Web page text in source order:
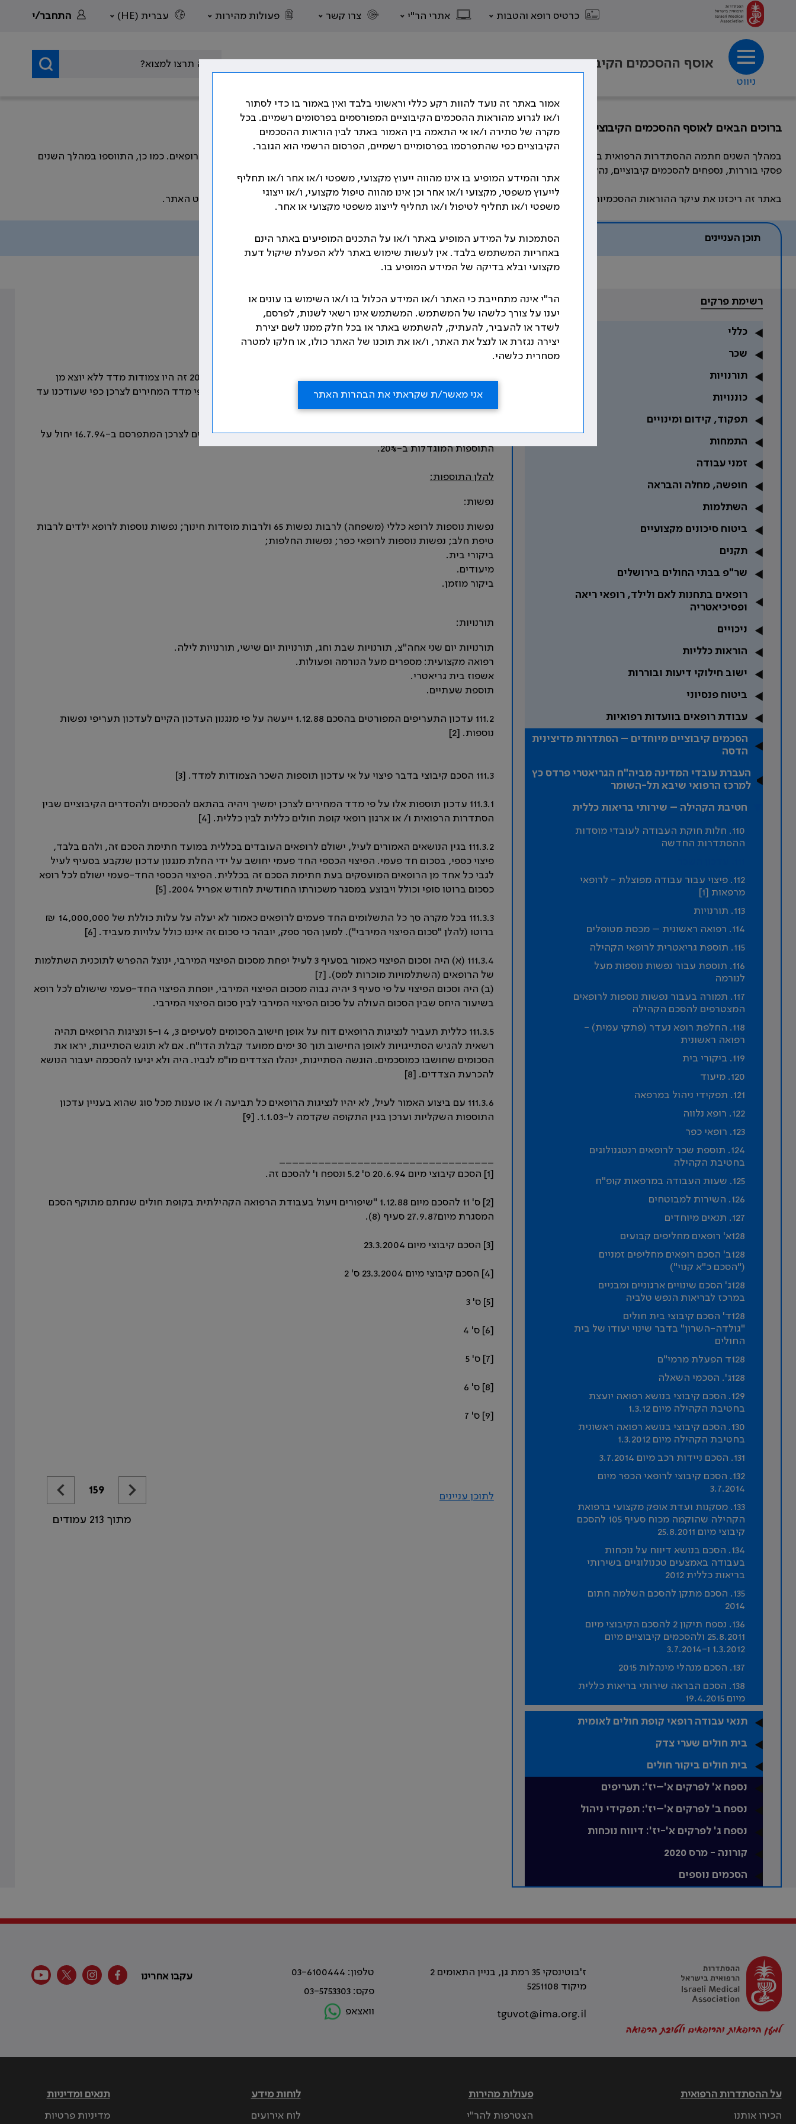
כרטיס רופא והטבות אתרי הר"י צרו קשר פעולות מהירות עברית (HE) התחבר/י
ניווט
אוסף ההסכמים הקיבוציים
ברוכים הבאים לאוסף ההסכמים הקיבוציים
במהלך השנים חתמה ההסתדרות הרפואית בישראל, מול המעסיקים השונים, על הסכמים קיבוציים רבים המסדירים את תנאי העבודה וזכויות הרופאים. כמו כן, התווספו במהלך השנים
פסקי בוררות, נספחים להסכמים קיבוציים, נהלים, חוזרים ומכתבים אשר קובעים את תנאי העבודה וזכויות הרופאים.
באתר זה ריכזנו את עיקר ההוראות ההסכמיות, שהוסדרו ועוגנו בהסכמים הקיבוצים שנחתמו לאורך השנים, בהתאם לנושאים שמפורטים בתפריט האתר.
תוכן העניינים אוסף הסכמים הקיבוציים
רשימת פרקים
כללי
שכר
תורנויות
כוננויות
תפקוד, קידום ומינויים
התמחות
זמני עבודה
חופשה, מחלה והבראה
השתלמות
ביטוח סיכונים מקצועיים
תקנים
שר"פ בבתי החולים בירושלים
רופאים בתחנות לאם ולילד, רופאי ריאה
ופסיכיאטריה
ניכויים
הוראות כלליות
ישוב חילוקי דיעות ובוררות
ביטוח פנסיוני
עבודת רופאים בוועדות רפואיות
הסכמים קיבוציים מיוחדים – הסתדרות מדיצינית
הדסה
העברת עובדי המדינה מביה"ח הגריאטרי פרדס כץ
למרכז הרפואי שיבא תל-השומר
חטיבת הקהילה – שירותי בריאות כללית
110. חלות חוקת העבודה לעובדי מוסדות
ההסתדרות החדשה
112. פיצוי עבור עבודה מפוצלת - לרופאי
מרפאות [1]
113. תורנויות
114. רפואה ראשונית – מכסת מטופלים
115. תוספת גריאטרית לרופאי הקהילה
116. תוספת עבור נפשות נוספות מעל
לנורמה
117. תמורה בעבור נפשות נוספות לרופאים
המצטרפים להסכם הקהילה
118. החלפת רופא נעדר (פתקי עמית) -
רפואה ראשונית
119. ביקורי בית
120. מיעוד
121. תפקידי ניהול במרפאה
122. רופא נלווה
123. רופאי כפר
124. תוספת שכר לרופאים רנטגנולוגים
בחטיבת הקהילה
125. שעות העבודה במרפאות קופ"ח
126. השירות למבוטחים
127. תנאים מיוחדים
128א' רופאים מחליפים קבועים
128ב' הסכם רופאים מחליפים זמניים
("הסכם כ"א קנוי")
128ג' הסכם שינויים ארגוניים ומבניים
במרכז לבריאות הנפש טלביה
128ד' הסכם קיבוצי בית חולים
"גולדה-השרון" בדבר שינוי יעודו של בית
החולים
128ד הפעלת מרמי"ם
128ג'. הסכמי השאלה
129. הסכם קיבוצי בנושא רפואה יועצת
בחטיבת הקהילה מיום 1.3.12
130. הסכם קיבוצי בנושא רפואה ראשונית
בחטיבת הקהילה מיום 1.3.2012
131. הסכם ניידות רכב מיום 3.7.2014
132. הסכם קיבוצי לרופאי הכפר מיום
3.7.2014
133. מסקנות ועדת אופק מקצועי ברפואת
הקהילה שהוקמה מכוח סעיף 105 להסכם
קיבוצי מיום 25.8.2011
134. הסכם בנושא דיווח על נוכחות
בעבודה באמצעים טכנולוגיים בשירותי
בריאות כללית 2012
135. הסכם מתקן להסכם השלמה חתום
2014
136. נספח תיקון 2 להסכם הקיבוצי מיום
25.8.2011 ולהסכמים קיבוציים מיום
1.3.2012 ו-3.7.2014
137. הסכם מנהלי מינהלות 2015
138. הסכם הבראה שירותי בריאות כללית
מיום 19.4.2015
תנאי עבודה רופאי קופת חולים לאומית
בית חולים שערי צדק
בית חולים ביקור חולים
נספח א' לפרקים א'–יז': תעריפים
נספח ב' לפרקים א'–יז': תפקידי ניהול
נספח ג' לפרקים א'-יז': דיווח נוכחות
קורונה - מרס 2020
הסכמים נוספים
נושא: חטיבת הקהילה – שירותי בריאות כללית
111. עדכון השכר
כל תוספות השכר השקליות המפורטות להלן שערב חתימת הסכם 20.6.94 זה היו צמודות מדד ללא יוצא מן
הכלל יוגדלו ב-20% מערכן ערב חתימת הסכם זה ימשיכו להתעדכן על פי מדד המחירים לצרכן כפי שעודכנו עד
למען הסר ספק מובהר בזאת כי עדכון תוספות השכר על פי מדד המחירים לצרכן המתפרסם ב-16.7.94 יחול על
התוספות המוגדלות ב-20%.
להלן התוספות:
נפשות:
נפשות נוספות לרופא כללי (משפחה) לרבות נפשות 65 ולרבות מוסדות חינוך; נפשות נוספות לרופא ילדים לרבות
טיפת חלב; נפשות נוספות לרופאי כפר; נפשות החלפות;
ביקורי בית.
מיעודים.
ביקור מוזמן.
תורנויות:
תורנויות יום שני אחה"צ, תורנויות שבת וחג, תורנויות יום שישי, תורנויות לילה.
רפואה מקצועית: מספרים מעל הנורמה ופעולות.
אשפוז בית גריאטרי.
תוספת שעתיים.
111.2 עדכון התעריפים המפורטים בהסכם 1.12.88 ייעשה על פי מנגנון העדכון הקיים לעדכון תעריפי נפשות
נוספות. [2]
111.3 הסכם קיבוצי בדבר פיצוי על אי עדכון תוספות השכר הצמודות למדד. [3]
111.3.1 עדכון תוספות אלו על פי מדד המחירים לצרכן ימשיך ויהיה בהתאם להסכמים ולהסדרים הקיבוציים שבין
הסתדרות הרפואית ו/ או ארגון רופאי קופת חולים כללית לבין כללית. [4]
111.3.2 בגין הנושאים האמורים לעיל, ישולם לרופאים העובדים בכללית במועד חתימת הסכם זה, ולהם בלבד,
פיצוי כספי, בסכום חד פעמי. הפיצוי הכספי החד פעמי יחושב על ידי החלת מנגנון עדכון שנקבע בסעיף לעיל
לגבי כל אחד מן הרופאים המועסקים בעת חתימת הסכם זה בכללית. הפיצוי הכספי החד-פעמי ישולם לכל רופא
כסכום ברוטו סופי וכולל ויבוצע במסגר משכורתו החודשית לחודש אפריל 2004. [5]
111.3.3 בכל מקרה סך כל התשלומים החד פעמים לרופאים כאמור לא יעלה על עלות כוללת של 14,000,000 ₪
ברוטו (להלן "סכום הפיצוי המירבי"). למען הסר ספק, יובהר כי סכום זה איננו כולל עלויות מעביד. [6]
111.3.4 (א) היה וסכום הפיצוי כאמור בסעיף 3 לעיל יפחת מסכום הפיצוי המירבי, ינוצל ההפרש לתוכנית השתלמות
של הרופאים (השתלמויות מוכרות למס). [7]
(ב) היה וסכום הפיצוי על פי סעיף 3 יהיה גבוה מסכום הפיצוי המירבי, יופחת הפיצוי החד-פעמי שישולם לכל רופא
בשיעור היחס שבין הסכום העולה על סכום הפיצוי המירבי לבין סכום הפיצוי המירבי.
111.3.5 כללית תעביר לנציגות הרופאים דוח על אופן חישוב הסכומים לסעיפים 3, 4 ו-5 ונציגות הרופאים תהיה
רשאית להגיש הסתייגויות לאופן החישוב תוך 30 ימים ממועד קבלת הדו"ח. אם לא תוגש הסתייגות, יראו את
הסכומים שחושבו כמוסכמים. הוגשה הסתייגות, ינהלו הצדדים מו"מ לגביו. היה ולא יגיעו להסכמה יעבור הנושא
להכרעת הצדדים. [8]
111.3.6 עם ביצוע האמור לעיל, לא יהיו לנציגות הרופאים כל תביעה ו/ או טענות מכל סוג שהוא בעניין עדכון
התוספות השקליות וערכן בגין התקופה שקדמה ל-1.1.03. [9]
[1] הסכם קיבוצי מיום 20.6.94 ס' 5.2 ונספח ו' להסכם זה.
[2] ס' 11 להסכם מיום 1.12.88 "שיפורים ויעול בעבודת הרפואה הקהילתית בקופת חולים שנחתם מתוקף הסכם
המסגרת מיום27.9.87 סעיף (8).
[3] הסכם קיבוצי מיום 23.3.2004
[4] הסכם קיבוצי מיום 23.3.2004 ס' 2
[5] ס' 3
[6] ס' 4
[7] ס' 5
[8] ס' 6
[9] ס' 7
לתוכן עניינים 159
מתוך 213 עמודים
אמור באתר זה נועד להוות רקע כללי וראשוני בלבד ואין באמור בו כדי לסתור
ו/או לגרוע מהוראות ההסכמים הקיבוציים המפורסמים בפרסומים רשמיים. בכל
מקרה של סתירה ו/או אי התאמה בין האמור באתר לבין הוראות ההסכמים
הקיבוציים כפי שהתפרסמו בפרסומיים רשמיים, הפרסום הרשמי הוא הגובר.
אתר והמידע המופיע בו אינו מהווה ייעוץ מקצועי, משפטי ו/או אחר ו/או תחליף
לייעוץ משפטי, מקצועי ו/או אחר וכן אינו מהווה טיפול מקצועי, ו/או ייצוגי
משפטי ו/או תחליף לטיפול ו/או תחליף לייצוג משפטי מקצועי או אחר.
הסתמכות על המידע המופיע באתר ו/או על התכנים המופיעים באתר הינם
באחריות המשתמש בלבד. אין לעשות שימוש באתר ללא הפעלת שיקול דעת
מקצועי ובלא בדיקה של המידע המופיע בו.
הר"י אינה מתחייבת כי האתר ו/או המידע הכלול בו ו/או השימוש בו עונים או
יענו על צורך כלשהו של המשתמש. המשתמש אינו רשאי לשנות, לפרסם,
לשדר או להעביר, להעתיק, להשתמש באתר או בכל חלק ממנו לשם יצירת
יצירה נגזרת או לנצל את האתר, ו/או את תוכנו של האתר כולו, או חלקו למטרה
מסחרית כלשהי.
אני מאשר/ת שקראתי את הבהרות האתר
למען הרופאות והרופאים ולטובת הרפואה
ז'בוטינסקי 35 רמת גן, בניין התאומים 2
מיקוד 5251108
tguvot@ima.org.il
טלפון: 03-6100444
פקס: 03-5753303
וואצאפ
עקבו אחרינו
על ההסתדרות הרפואית
הכירו אותנו
פעולות מהירות
הצטרפות להר"י
לוחות מידע
לוח אירועים
תנאים ומדיניות
מדיניות פרטיות